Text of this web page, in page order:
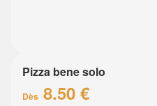
Pizza bene solo
Dès 8.50 €